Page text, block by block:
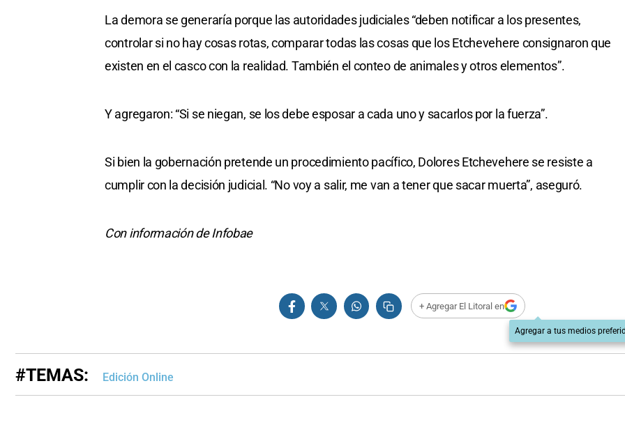
La demora se generaría porque las autoridades judiciales “deben notificar a los presentes,
controlar si no hay cosas rotas, comparar todas las cosas que los Etchevehere consignaron que
existen en el casco con la realidad. También el conteo de animales y otros elementos”.
Y agregaron: “Si se niegan, se los debe esposar a cada uno y sacarlos por la fuerza”.
Si bien la gobernación pretende un procedimiento pacífico, Dolores Etchevehere se resiste a
cumplir con la decisión judicial. “No voy a salir, me van a tener que sacar muerta”, aseguró.
Con información de Infobae
+ Agregar El Litoral en
Agregar a tus medios
#TEMAS: Edición Online